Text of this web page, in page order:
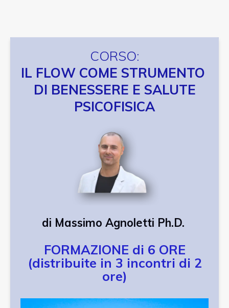
CORSO:
IL FLOW COME STRUMENTO
DI BENESSERE E SALUTE
PSICOFISICA
di Massimo Agnoletti Ph.D.
FORMAZIONE di 6 ORE
(distribuite in 3 incontri di 2
ore)